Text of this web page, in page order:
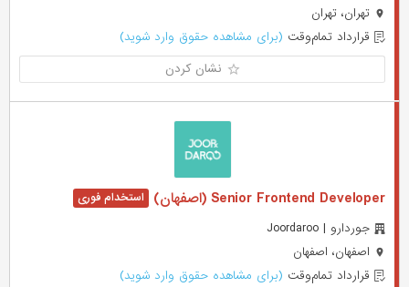
تهران، تهران
قرارداد تمام‌وقت (برای مشاهده حقوق وارد شوید)
نشان کردن
Senior Frontend Developer (اصفهان)
جوردارو | Joordaroo
اصفهان، اصفهان
قرارداد تمام‌وقت (برای مشاهده حقوق وارد شوید)